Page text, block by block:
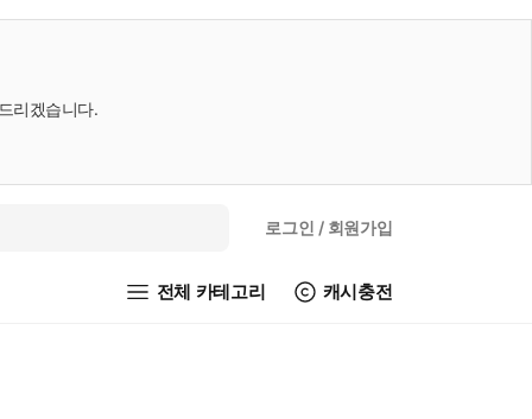
리겠습니다.
로그인 / 회원가입
전체 카테고리 캐시충전